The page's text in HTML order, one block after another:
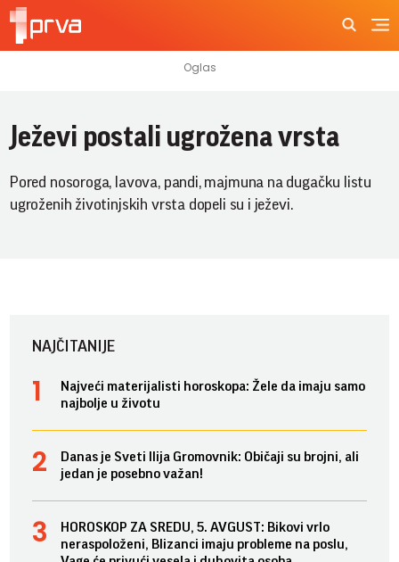
Ježevi postali ugrožena vrsta
Pored nosoroga, lavova, pandi, majmuna na dugačku listu
ugroženih životinjskih vrsta dopeli su i ježevi.
NAJČITANIJE
Najveći materijalisti horoskopa: Žele da imaju samo
najbolje u životu
Danas je Sveti Ilija Gromovnik: Običaji su brojni, ali
jedan je posebno važan!
HOROSKOP ZA SREDU, 5. AVGUST: Bikovi vrlo
neraspoloženi, Blizanci imaju probleme na poslu,